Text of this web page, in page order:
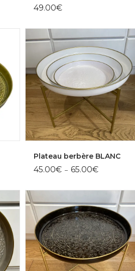
49.00€
Plateau berbère BLANC
45.00€ – 65.00€Plage
45.00€
65.00€